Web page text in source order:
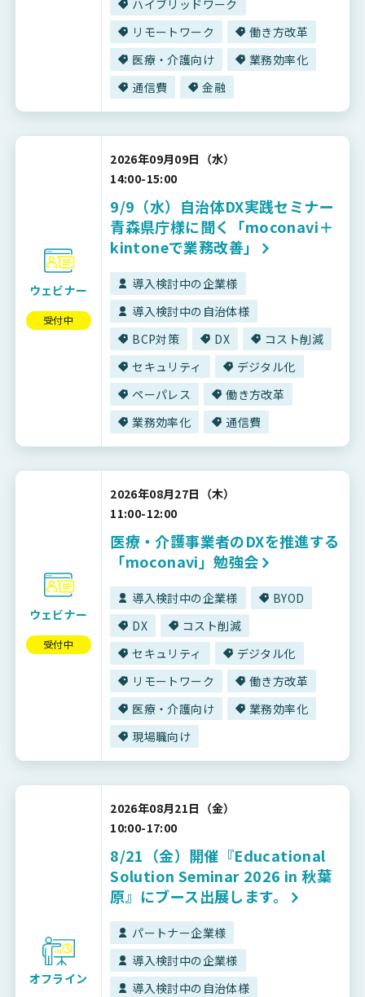
ハイブリッドワーク
リモートワーク
働き方改革
医療・介護向け
業務効率化
通信費
金融
ウェビナー
受付中
2026年09月09日（水）
14:00-15:00
9/9（水）自治体DX実践セミナー
青森県庁様に聞く「moconavi＋
kintoneで業務改善」
導入検討中の企業様
導入検討中の自治体様
BCP対策
DX
コスト削減
セキュリティ
デジタル化
ペーパレス
働き方改革
業務効率化
通信費
ウェビナー
受付中
2026年08月27日（木）
11:00-12:00
医療・介護事業者のDXを推進する
「moconavi」勉強会
導入検討中の企業様
BYOD
DX
コスト削減
セキュリティ
デジタル化
リモートワーク
働き方改革
医療・介護向け
業務効率化
現場職向け
オフライン
2026年08月21日（金）
10:00-17:00
8/21（金）開催『Educational
Solution Seminar 2026 in 秋葉
原』にブース出展します。
パートナー企業様
導入検討中の企業様
導入検討中の自治体様